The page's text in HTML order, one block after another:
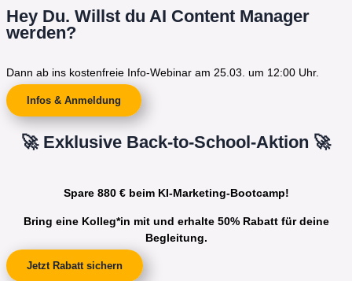
Hey Du. Willst du AI Content Manager
werden?
Dann ab ins kostenfreie Info-Webinar am 25.03. um 12:00 Uhr.
Infos & Anmeldung
🚀 Exklusive Back-to-School-Aktion 🚀
Spare 880 € beim KI-Marketing-Bootcamp!
Bring eine Kolleg*in mit und erhalte 50% Rabatt für deine
Begleitung.
Jetzt Rabatt sichern